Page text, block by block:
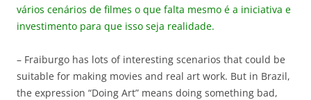
vários cenários de filmes o que falta mesmo é a iniciativa e
investimento para que isso seja realidade.
– Fraiburgo has lots of interesting scenarios that could be
suitable for making movies and real art work. But in Brazil,
the expression “Doing Art” means doing something bad,